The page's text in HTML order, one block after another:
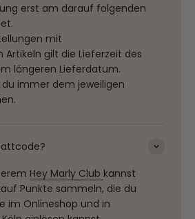
erst am darauf folgenden
mit
gilt die Lieferzeit des
längeren Lieferdatum.
immer dem jeweiligen
Hey Marly Club kannst
Punkte sammeln, die du
im Onlineshop und in